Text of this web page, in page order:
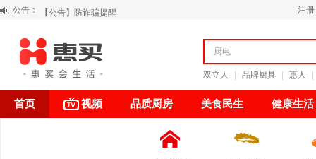
公告：
【公告】防诈骗提醒
阳春三月 惠买带你感受第一颗黄果柑的清新甘甜
关于假冒我公司“惠买小程序“的声明
注册
双立人 品牌厨具 惠人
首页 视频 品质厨房 美食民生 健康生活